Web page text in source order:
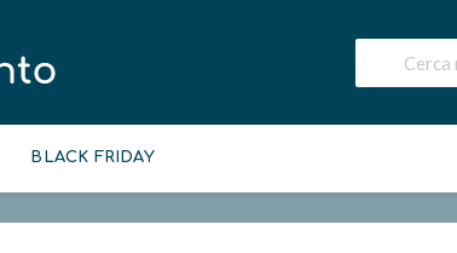
BLACK FRIDAY